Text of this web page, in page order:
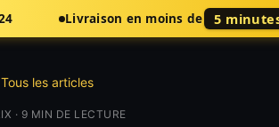
Livraison en moins de 5
les articles
· 9 MIN DE LECTURE